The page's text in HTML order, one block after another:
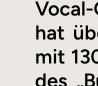
hat
mit
des